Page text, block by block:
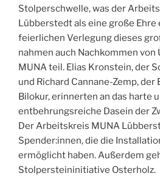
Stolperschwelle, was der
Lübberstedt als eine große
feierlichen Verlegung dieses
nahmen auch Nachkommen
MUNA teil. Elias Kronstein, der
und Richard Cannane-Zemp, der
Bilokur, erinnerten an das harte
entbehrungsreiche Dasein der
Der Arbeitskreis MUNA
Spender:innen, die die
ermöglicht haben. Außerdem
Stolpersteininitiative Osterholz.